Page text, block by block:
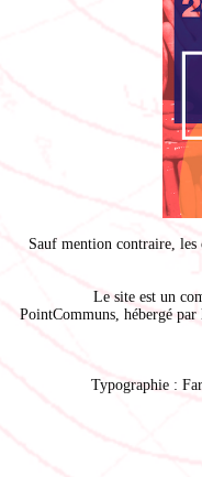
Sauf mention contraire, les
Le site est un
PointCommuns, hébergé par
Typographie :